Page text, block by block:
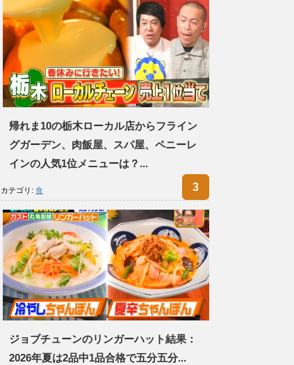
帰れま10の栃木ローカル店からフライン
グガーデン、肉飯屋、スパ屋、ペニーレ
インの人気1位メニューは？...
カテゴリ: 食
ジョブチューンのリンガーハット結果：
2026年夏は2品中1品合格で五分五分...